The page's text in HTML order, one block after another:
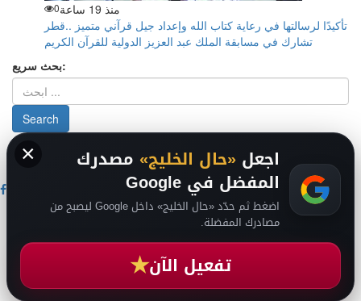
منذ 19 ساعة 0
تأكيدًا لرسالتها في رعاية كتاب الله وإعداد جيل قرآني متميز ..قطر
تشارك في مسابقة الملك عبد العزيز الدولية للقرآن الكريم
بحث سريع:
من نحن
حال السعودية
حال الثقافة والفن والمشاهير
× اجعل «حال الخليج» مصدرك
المفضل في Google
اضغط ثم حدّد «حال الخليج» داخل Google ليصبح من
مصادرك المفضلة.
تفعيل الآن★